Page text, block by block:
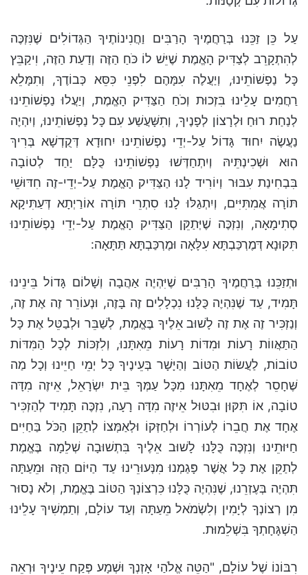
עַל כֵּן זַכֵּנוּ בְּרַחֲמֶיךָ הָרַבִּים וַחֲנִינוֹתֶיךָ הַגְּדוֹלִים שֶׁנִּזְכֶּה
לְהִתְקָרֵב לְצַדִּיק הָאֱמֶת שֶׁיֵּשׁ לוֹ כֹּחַ הַזֶּה וְדַעַת הַזֶּה, וִיקַבֵּץ
כָּל נַפְשׁוֹתֵינוּ, וְיַעֲלֶה עִמָּהֶם לִפְנֵי כִּסֵּא כְּבוֹדֶךָ, וְתִמָּלֵא
רַחֲמִים עָלֵינוּ בִּזְכוּת וְכֹחַ הַצַּדִּיק הָאֱמֶת, וְיַעֲלוּ נַפְשׁוֹתֵינוּ
לְנַחַת רוּחַ וּלְרָצוֹן לְפָנֶיךָ, וְתִשָּׁעֲשַׁע עִם כָּל נַפְשׁוֹתֵינוּ, וְיִהְיֶה
נַעֲשֶׂה יִחוּד גָּדוֹל עַל-יְדֵי נַפְשׁוֹתֵינוּ יִחוּדָא דְּקֻדְשָׁא בְּרִיךְ
הוּא וּשְׁכִינְתֵּיהּ וְיִתְחַדְּשׁוּ נַפְשׁוֹתֵינוּ כֻּלָּם יַחַד לְטוֹבָה
בִּבְחִינַת עִבּוּר וְיוֹרִיד לָנוּ הַצַּדִּיק הָאֱמֶת עַל-יְדֵי-זֶה חִדּוּשֵׁי
תּוֹרָה אֲמִתִּיִּים, וְיִתְגַלּוּ לָנוּ סִתְרֵי תּוֹרָה אוֹרַיְתָא דְּעַתִּיקָא
סְתִימָאָה, וְנִזְכֶּה שֶׁיְּתַקֵּן הַצַּדִּיק הָאֱמֶת עַל-יְדֵי נַפְשׁוֹתֵינוּ
תִּקּוּנָא דְּמֶרְכַּבְתָּא עִלָּאָה וּמֶרְכַּבְתָּא תַּתָּאָה:
וּתְזַכֵּנוּ בְּרַחֲמֶיךָ הָרַבִּים שֶׁיִּהְיֶה אַהֲבָה וְשָׁלוֹם גָּדוֹל בֵּינֵינוּ
תָּמִיד, עַד שֶׁנִּהְיֶה כֻּלָּנוּ נִכְלָלִים זֶה בָּזֶה, וּנְעוֹרֵר זֶה אֶת זֶה,
וְנַזְכִּיר זֶה אֶת זֶה לָשׁוּב אֵלֶיךָ בֶּאֱמֶת, לְשַׁבֵּר וּלְבַטֵּל אֶת כָּל
הַתַּאֲווֹת רָעוֹת וּמִדּוֹת רָעוֹת מֵאִתָּנוּ, וְלִזְכּוֹת לְכָל הַמִּדּוֹת
טוֹבוֹת, לַעֲשׂוֹת הַטּוֹב וְהַיָּשָׁר בְּעֵינֶיךָ כָּל יְמֵי חַיֵּינוּ וְכָל מַה
שֶּׁחָסֵר לְאֶחָד מֵאִתָּנוּ מִכָּל עַמְּךָ בֵּית יִשְׂרָאֵל, אֵיזֶה מִדָּה
טוֹבָה, אוֹ תִּקּוּן וּבִטּוּל אֵיזֶה מִדָּה רָעָה, נִזְכֶּה תָּמִיד לְהַזְכִּיר
אֶחָד אֶת חֲבֵרוֹ לְעוֹרְרוֹ וּלְחַזְּקוֹ וּלְאַמְּצוֹ לְתַקֵּן הַכֹּל בַּחַיִּים
חַיּוּתֵינוּ וְנִזְכֶּה כֻּלָּנוּ לָשׁוּב אֵלֶיךָ בִּתְשׁוּבָה שְׁלֵמָה בֶּאֱמֶת
לְתַקֵּן אֶת כָּל אֲשֶׁר פָּגַמְנוּ מִנְּעוּרֵינוּ עַד הַיּוֹם הַזֶּה וּמֵעַתָּה
תִּהְיֶה בְּעֶזְרֵנוּ, שֶׁנִּהְיֶה כֻּלָּנוּ כִּרְצוֹנְךָ הַטּוֹב בֶּאֱמֶת, וְלֹא נָסוּר
מִן רְצוֹנְךָ לְיָמִין וְלִשְׂמֹאל מֵעַתָּה וְעַד עוֹלָם, וְתַמְשִׁיךְ עָלֵינוּ
הַשְׁגָּחָתְךָ בִּשְׁלֵמוּת.
רִבּוֹנוֹ שֶׁל עוֹלָם, "הַטֵּה אֱלֹהַי אָזְנְךָ וּשְׁמָע פְּקַח עֵינֶיךָ וּרְאֵה